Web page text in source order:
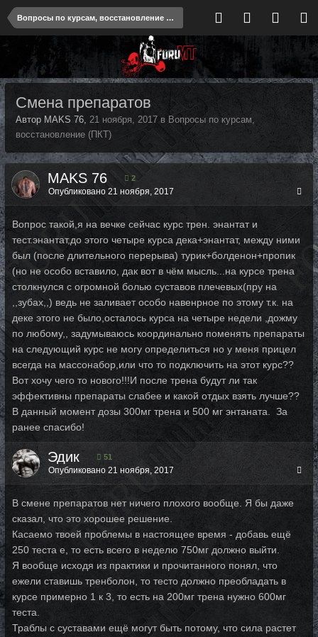
Вопросы по курсам, восстановление (ПКТ)
Смена препаратов
Автор MAKS 76, 21 ноября, 2017 в Вопросы по курсам,
восстановление (ПКТ)
MAKS 76 2
Опубликовано 21 ноября, 2017
Вопрос такой,я на вечке сейчас курс трен. энантат и
тест.энантат,до этого четыре курса дека+энантат, между ними
был (после длительного перерыва) турик+болденон+пропик
(но не особо вставило, дак вот в чём мысль...на курсе трена
столкнулся с огромной болью суставов плечевых(пру на
,,зубах,,) ведь не заливает особо навенрное по этому т.к. на
деке этого не было,осталось курса на четыре недели ,дожму
по любому,, задумываюсь координально поменять препараты
на следующий курс не могу определиться но у меня прицел
всегда на массонабор,или что то подключить на этот курс??
Вот хочу чего то нового!!!И после трена будут ли так
эффективны препараты слабее и какой отдых взять лучше??
В данный момент дозы 300мг трена и 500 мг энтаната. За
ранее спасибо!
Эдик 51
Опубликовано 21 ноября, 2017
В смене препаратов нет ничего плохого вообще. Я бы даже
сказал, что это хорошее решение.
Касаемо твоей проблемы в настоящее время - добавь ещё
250 теста е, то есть всего в неделю 750мг должно выйти.
Я вообще исходя из практики и прочитанного понял, что
ежели ставишь тренболон, то тесто должно преобладать в
курсе примерно 1 к 3, то есть на 200мг трена нужно 600мг
теста.
Траблы с суставами ещё могут быть потому, что сила растет